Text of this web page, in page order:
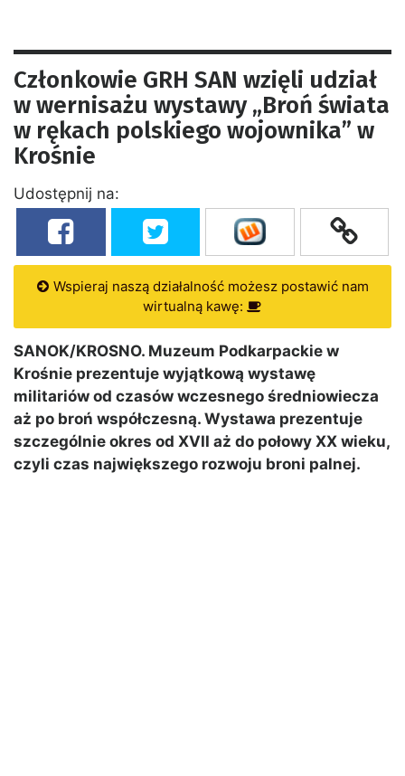
Członkowie GRH SAN wzięli udział
w wernisażu wystawy „Broń świata
w rękach polskiego wojownika” w
Krośnie
Udostępnij na:
Wspieraj naszą działalność możesz postawić nam
wirtualną kawę:
SANOK/KROSNO. Muzeum Podkarpackie w
Krośnie prezentuje wyjątkową wystawę
militariów od czasów wczesnego średniowiecza
aż po broń współczesną. Wystawa prezentuje
szczególnie okres od XVII aż do połowy XX wieku,
czyli czas największego rozwoju broni palnej.